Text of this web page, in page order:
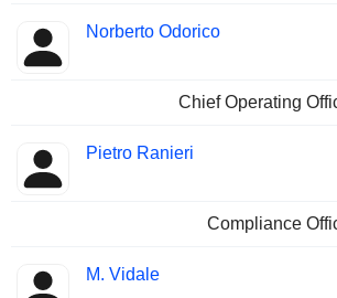
Norberto Odorico
Chief Operating
Pietro Ranieri
Compliance
M. Vidale